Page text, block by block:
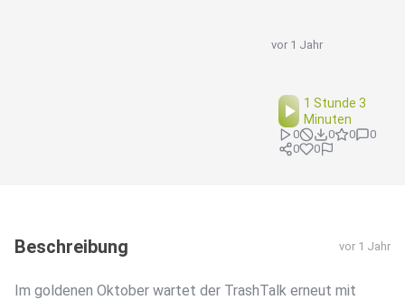
vor 1 Jahr
1 Stunde 3
Minuten
0 0 0
0
0
0
Beschreibung vor 1 Jahr
Im goldenen Oktober wartet der TrashTalk erneut mit